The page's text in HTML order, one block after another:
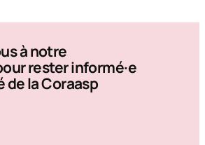
à notre
rester informé·e
de la Coraasp